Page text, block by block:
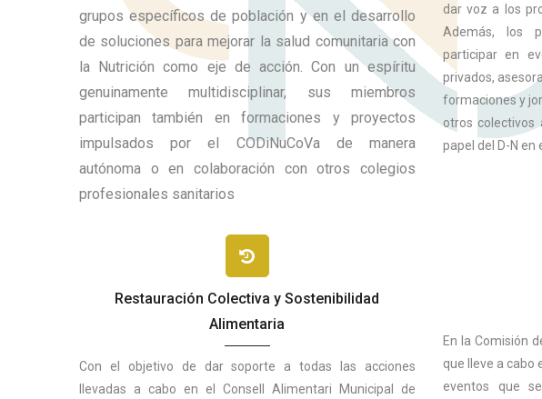
grupos específicos de población y en el desarrollo
de soluciones para mejorar la salud comunitaria con
la Nutrición como eje de acción. Con un espíritu
genuinamente multidisciplinar, sus miembros
participan también en formaciones y proyectos
impulsados por el CODiNuCoVa de manera
autónoma o en colaboración con otros colegios
profesionales sanitarios
dar voz a los
Además, los
participar en
privados,
formaciones y
otros colectivos
papel del D-N en
Restauración Colectiva y Sostenibilidad
Alimentaria
Con el objetivo de dar soporte a todas las acciones
llevadas a cabo en el Consell Alimentari Municipal de
En la Comisión
que lleve a cabo
eventos que